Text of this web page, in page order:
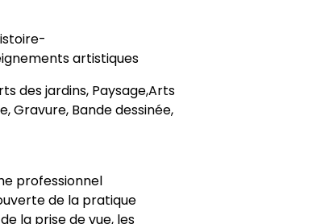
artistiques
des jardins, Paysage,Arts
Gravure, Bande dessinée,
professionnel
de la pratique
la prise de vue, les